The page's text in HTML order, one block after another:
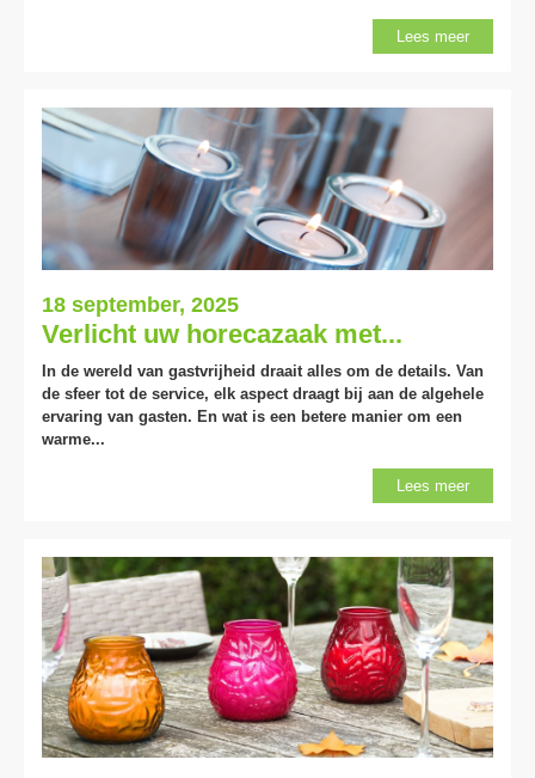
Lees meer
18 september, 2025
Verlicht uw horecazaak met...
In de wereld van gastvrijheid draait alles om de details. Van
de sfeer tot de service, elk aspect draagt bij aan de algehele
ervaring van gasten. En wat is een betere manier om een
warme...
Lees meer